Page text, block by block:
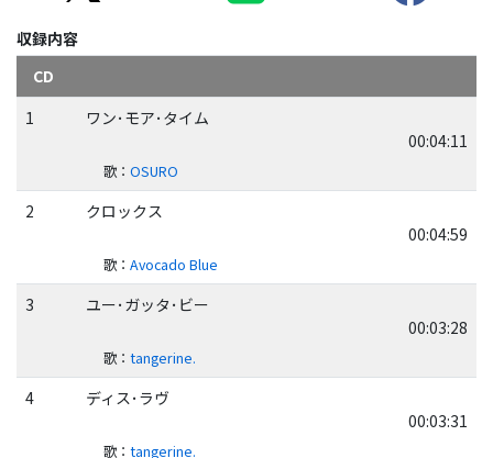
収録内容
CD
1
ワン･モア･タイム
00:04:11
歌： OSURO
2
クロックス
00:04:59
歌： Avocado Blue
3
ユー･ガッタ･ビー
00:03:28
歌： tangerine.
4
ディス･ラヴ
00:03:31
歌： tangerine.